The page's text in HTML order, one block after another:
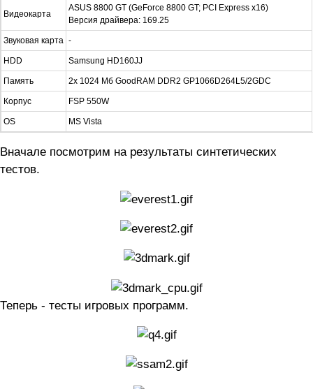
Видеокарта
ASUS 8800 GT (GeForce 8800 GT; PCI Express x16)
Версия драйвера: 169.25
Звуковая карта -
HDD Samsung HD160JJ
Память 2x 1024 Мб GoodRAM DDR2 GP1066D264L5/2GDC
Корпус FSP 550W
OS MS Vista
Вначале посмотрим на результаты синтетических
тестов.
Теперь - тесты игровых программ.